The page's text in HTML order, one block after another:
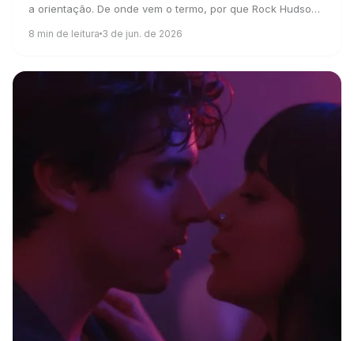
a orientação. De onde vem o termo, por que Rock Hudson
8 min de leitura 3 de jun. de 2026